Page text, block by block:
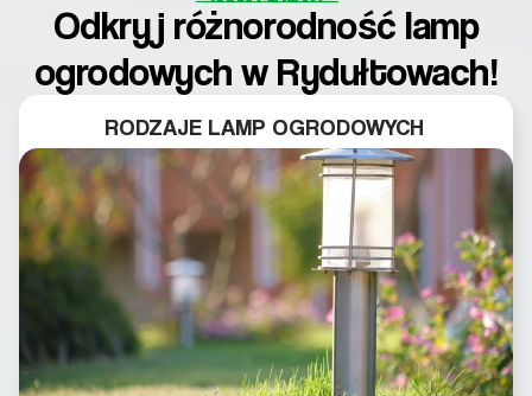
Odkryj różnorodność lamp
ogrodowych w Rydułtowach!
RODZAJE LAMP OGRODOWYCH